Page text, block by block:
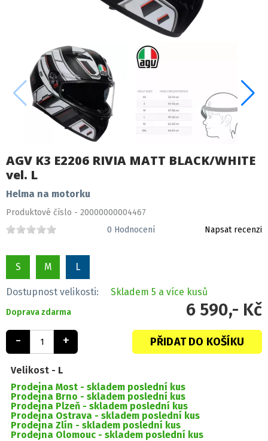
AGV K3 E2206 RIVIA MATT BLACK/WHITE
vel. L
Helma na motorku
Produktové číslo - 20000000004467
0 Hodnocení Napsat recenzi
S M L
Dostupnost velikosti: Skladem 5 a více kusů
Doprava zdarma 6 590,- Kč
- + PŘIDAT DO KOŠÍKU
Velikost - L
Prodejna Most - skladem poslední kus
Prodejna Brno - skladem poslední kus
Prodejna Plzeň - skladem poslední kus
Prodejna Ostrava - skladem poslední kus
Prodejna Zlín - skladem poslední kus
Prodejna Olomouc - skladem poslední kus